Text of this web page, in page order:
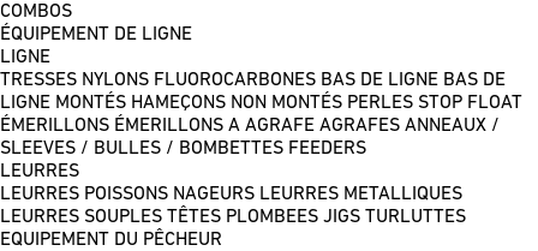
COMBOS
ÉQUIPEMENT DE LIGNE
LIGNE
TRESSES NYLONS FLUOROCARBONES BAS DE LIGNE BAS DE
LIGNE MONTÉS HAMEÇONS NON MONTÉS PERLES STOP FLOAT
ÉMERILLONS ÉMERILLONS A AGRAFE AGRAFES ANNEAUX /
SLEEVES / BULLES / BOMBETTES FEEDERS
LEURRES
LEURRES POISSONS NAGEURS LEURRES METALLIQUES
LEURRES SOUPLES TÊTES PLOMBEES JIGS TURLUTTES
EQUIPEMENT DU PÊCHEUR